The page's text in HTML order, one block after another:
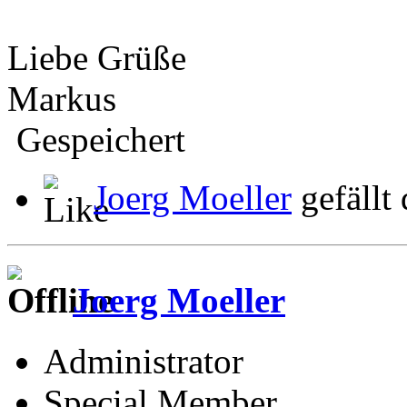
Liebe Grüße
Markus
Gespeichert
Joerg Moeller gefällt
Joerg Moeller
Administrator